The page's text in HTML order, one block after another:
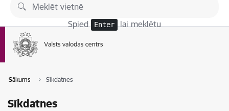
Pāriet uz lapas saturu
Spied Enter lai meklētu
Sākums Sīkdatnes
Sīkdatnes